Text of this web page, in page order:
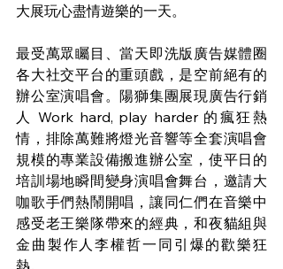
大展玩心盡情遊樂的一天。
最受萬眾矚目、當天即洗版廣告媒體圈
各大社交平台的重頭戲，是空前絕有的
辦公室演唱會。陽獅集團展現廣告行銷
人 Work hard, play harder 的瘋狂熱
情，排除萬難將燈光音響等全套演唱會
規模的專業設備搬進辦公室，使平日的
培訓場地瞬間變身演唱會舞台，邀請大
咖歌手們熱鬧開唱，讓同仁們在音樂中
感受老王樂隊帶來的經典，和夜貓組與
金曲製作人李權哲一同引爆的歡樂狂
熱。